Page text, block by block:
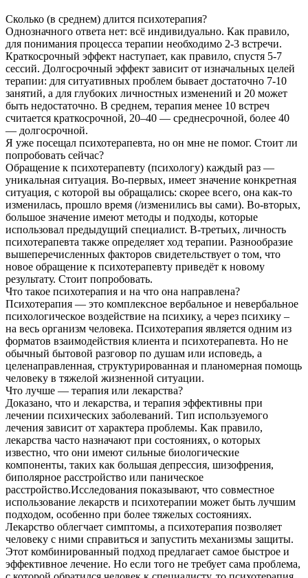
Сколько (в среднем) длится психотерапия?
Однозначного ответа нет: всё индивидуально. Как правило,
для понимания процесса терапии необходимо 2-3 встречи.
Краткосрочный эффект наступает, как правило, спустя 5-7
сессий. Долгосрочный эффект зависит от изначальных целей
терапии: для ситуативных проблем бывает достаточно 7-10
занятий, а для глубоких личностных изменений и 20 может
быть недостаточно. В среднем, терапия менее 10 встреч
считается краткосрочной, 20–40 — среднесрочной, более 40
— долгосрочной.
Я уже посещал психотерапевта, но он мне не помог. Стоит ли
попробовать сейчас?
Обращение к психотерапевту (психологу) каждый раз —
уникальная ситуация. Во-первых, имеет значение конкретная
ситуация, с которой вы обращались: скорее всего, она как-то
изменилась, прошло время (/изменились вы сами). Во-вторых,
большое значение имеют методы и подходы, которые
использовал предыдущий специалист. В-третьих, личность
психотерапевта также определяет ход терапии. Разнообразие
вышеперечисленных факторов свидетельствует о том, что
новое обращение к психотерапевту приведёт к новому
результату. Стоит попробовать.
Что такое психотерапия и на что она направлена?
Психотерапия — это комплексное вербальное и невербальное
психологическое воздействие на психику, а через психику –
на весь организм человека. Психотерапия является одним из
форматов взаимодействия клиента и психотерапевта. Но не
обычный бытовой разговор по душам или исповедь, а
целенаправленная, структурированная и планомерная помощь
человеку в тяжелой жизненной ситуации.
Что лучше — терапия или лекарства?
Доказано, что и лекарства, и терапия эффективны при
лечении психических заболеваний. Тип используемого
лечения зависит от характера проблемы. Как правило,
лекарства часто назначают при состояниях, о которых
известно, что они имеют сильные биологические
компоненты, таких как большая депрессия, шизофрения,
биполярное расстройство или паническое
расстройство.Исследования показывают, что совместное
использование лекарств и психотерапии может быть лучшим
подходом, особенно при более тяжелых состояниях.
Лекарство облегчает симптомы, а психотерапия позволяет
человеку с ними справиться и запустить механизмы защиты.
Этот комбинированный подход предлагает самое быстрое и
эффективное лечение. Но если того не требует сама проблема,